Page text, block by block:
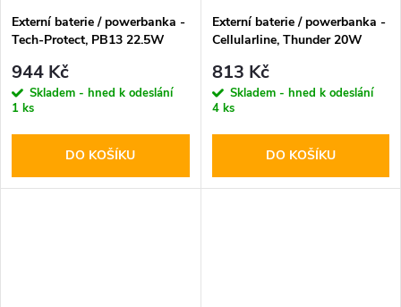
Externí baterie / powerbanka -
Tech-Protect, PB13 22.5W
944 Kč
Skladem - hned k odeslání
1 ks
DO KOŠÍKU
Externí baterie / powerbanka -
Cellularline, Thunder 20W
813 Kč
Skladem - hned k odeslání
4 ks
DO KOŠÍKU